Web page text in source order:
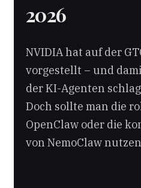
2026
NVIDIA hat auf der
vorgestellt – und
der KI-Agenten
Doch sollte man die
OpenClaw oder die
von NemoClaw